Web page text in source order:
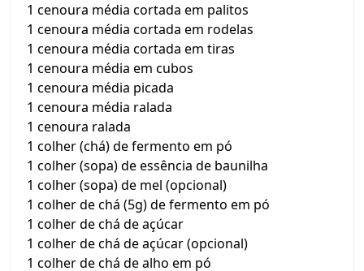
1 cenoura média cortada em palitos
1 cenoura média cortada em rodelas
1 cenoura média cortada em tiras
1 cenoura média em cubos
1 cenoura média picada
1 cenoura média ralada
1 cenoura ralada
1 colher (chá) de fermento em pó
1 colher (sopa) de essência de baunilha
1 colher (sopa) de mel (opcional)
1 colher de chá (5g) de fermento em pó
1 colher de chá de açúcar
1 colher de chá de açúcar (opcional)
1 colher de chá de alho em pó